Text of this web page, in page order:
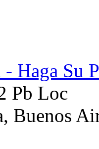
Haga Su
Pb Loc
Buenos